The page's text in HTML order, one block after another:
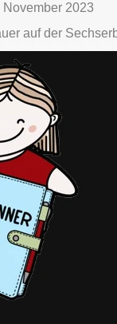
November 2023